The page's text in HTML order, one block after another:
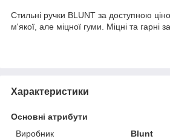
Стильні ручки BLUNT за доступною
м'якої, але міцної гуми. Міцні та гарні
Характеристики
Основні атрибути
Виробник
Blunt